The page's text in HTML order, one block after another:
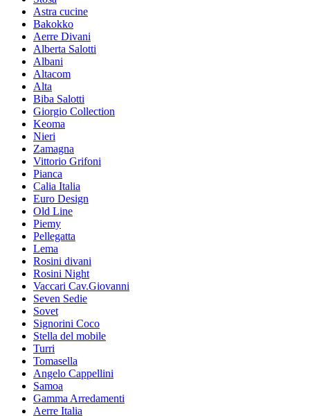
Astra cucine
Bakokko
Aerre Divani
Alberta Salotti
Albani
Altacom
Alta
Biba Salotti
Giorgio Collection
Keoma
Nieri
Zamagna
Vittorio Grifoni
Pianca
Calia Italia
Euro Design
Old Line
Piemy
Pellegatta
Lema
Rosini divani
Rosini Night
Vaccari Cav.Giovanni
Seven Sedie
Sovet
Signorini Coco
Stella del mobile
Turri
Tomasella
Angelo Cappellini
Samoa
Gamma Arredamenti
Aerre Italia